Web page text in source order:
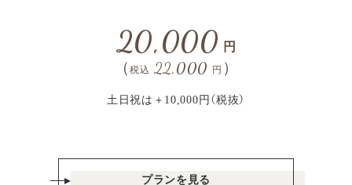
20,000 円
（税込 22,000 円 ）
土日祝は＋10,000円（税抜）
プランを見る